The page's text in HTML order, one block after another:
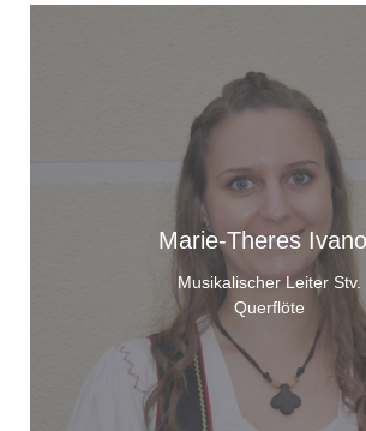
Marie-Theres
Musikalischer Leiter Stv.
Querflöte